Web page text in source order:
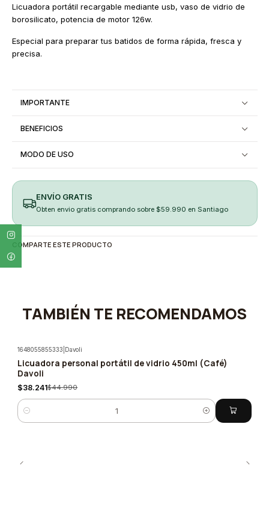
Licuadora portátil recargable mediante usb, vaso de vidrio de
borosilicato, potencia de motor 126w.
Especial para preparar tus batidos de forma rápida, fresca y
precisa.
IMPORTANTE
BENEFICIOS
MODO DE USO
ENVÍO GRATIS
Obten envio gratis comprando sobre $59.990 en Santiago
COMPARTE ESTE PRODUCTO
TAMBIÉN TE RECOMENDAMOS
-15%
1648055855333 Davoli
Licuadora personal portátil de vidrio 450ml (Café)
Davoli
$38.241$44.990
Cantidad